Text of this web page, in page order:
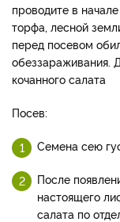
проводите в
торфа, лесной
перед посевом
обеззараживания.
кочанного салата
Посев:
Семена сею
После
настоящего
салата по